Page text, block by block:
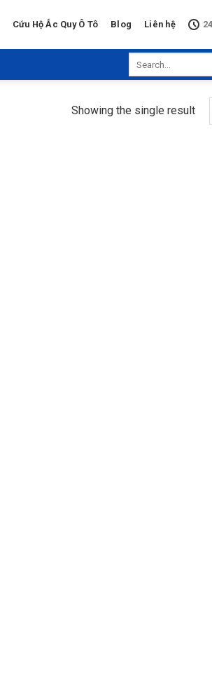
Cứu Hộ Ắc Quy Ô Tô Blog Liên hệ
Showing the single result